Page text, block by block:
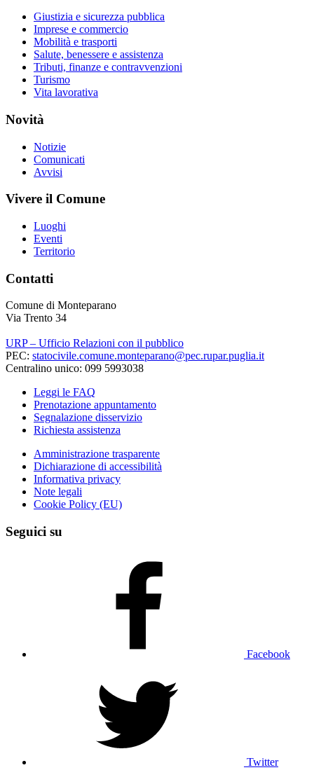
Giustizia e sicurezza pubblica
Imprese e commercio
Mobilità e trasporti
Salute, benessere e assistenza
Tributi, finanze e contravvenzioni
Turismo
Vita lavorativa
Novità
Notizie
Comunicati
Avvisi
Vivere il Comune
Luoghi
Eventi
Territorio
Contatti
Comune di Monteparano
Via Trento 34
URP – Ufficio Relazioni con il pubblico
PEC: statocivile.comune.monteparano@pec.rupar.puglia.it
Centralino unico: 099 5993038
Leggi le FAQ
Prenotazione appuntamento
Segnalazione disservizio
Richiesta assistenza
Amministrazione trasparente
Dichiarazione di accessibilità
Informativa privacy
Note legali
Cookie Policy (EU)
Seguici su
Facebook
Twitter